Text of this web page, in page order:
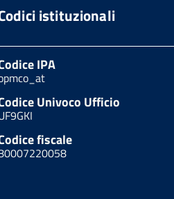
istituzionali
IPA
Univoco Ufficio
fiscale